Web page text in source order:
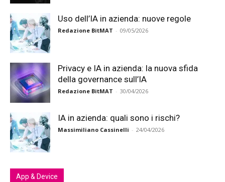
Uso dell’IA in azienda: nuove regole
Redazione BitMAT - 09/05/2026
Privacy e IA in azienda: la nuova sfida
della governance sull’IA
Redazione BitMAT - 30/04/2026
IA in azienda: quali sono i rischi?
Massimiliano Cassinelli - 24/04/2026
App & Device